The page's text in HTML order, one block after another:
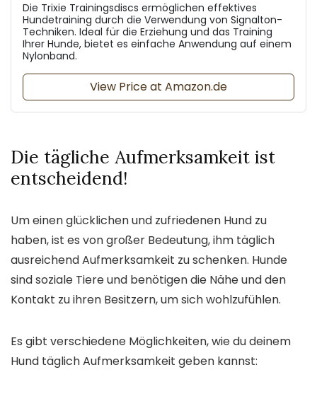
Die Trixie Trainingsdiscs ermöglichen effektives
Hundetraining durch die Verwendung von Signalton-
Techniken. Ideal für die Erziehung und das Training
Ihrer Hunde, bietet es einfache Anwendung auf einem
Nylonband.
View Price at Amazon.de
Die tägliche Aufmerksamkeit ist
entscheidend!
Um einen glücklichen und zufriedenen Hund zu
haben, ist es von großer Bedeutung, ihm täglich
ausreichend Aufmerksamkeit zu schenken. Hunde
sind soziale Tiere und benötigen die Nähe und den
Kontakt zu ihren Besitzern, um sich wohlzufühlen.
Es gibt verschiedene Möglichkeiten, wie du deinem
Hund täglich Aufmerksamkeit geben kannst: